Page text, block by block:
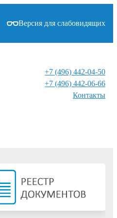
Версия для слабовидящих
+7 (496) 442-04-50
+7 (496) 442-06-66
Контакты⁠